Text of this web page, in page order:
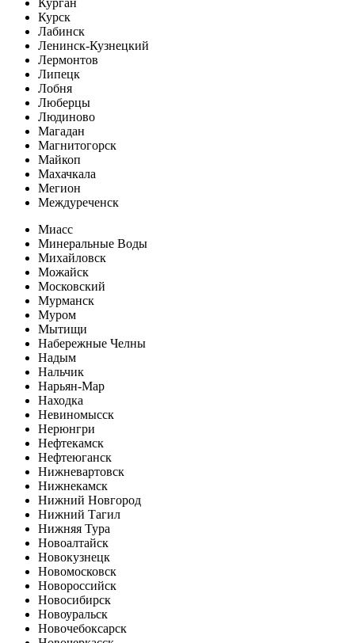
Курск
Лабинск
Ленинск-Кузнецкий
Лермонтов
Липецк
Лобня
Люберцы
Людиново
Магадан
Магнитогорск
Майкоп
Махачкала
Мегион
Междуреченск
Миасс
Минеральные Воды
Михайловск
Можайск
Московский
Мурманск
Муром
Мытищи
Набережные Челны
Надым
Нальчик
Нарьян-Мар
Находка
Невиномысск
Нерюнгри
Нефтекамск
Нефтеюганск
Нижневартовск
Нижнекамск
Нижний Новгород
Нижний Тагил
Нижняя Тура
Новоалтайск
Новокузнецк
Новомосковск
Новороссийск
Новосибирск
Новоуральск
Новочебоксарск